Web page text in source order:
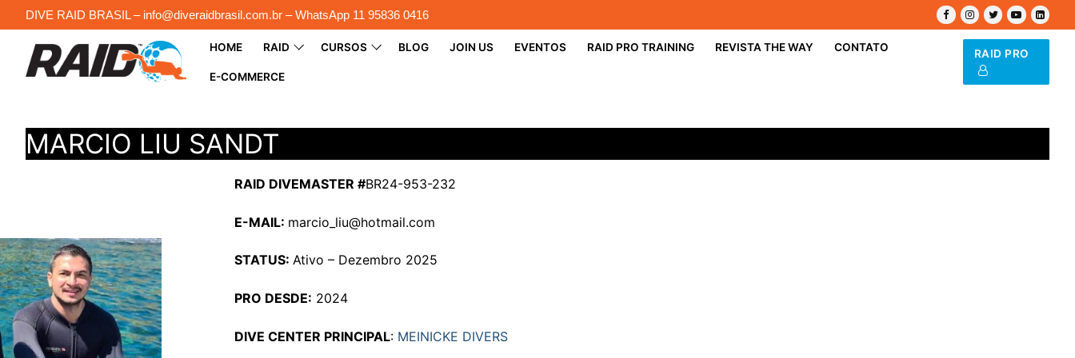
Pular
para
conteúdo
DIVE RAID BRASIL – info@diveraidbrasil.com.br – WhatsApp 11 95836 0416
HOME RAID CURSOS BLOG JOIN US EVENTOS RAID PRO TRAINING REVISTA THE WAY CONTATO
E-COMMERCE
RAID PRO
MARCIO LIU SANDT
RAID DIVEMASTER #BR24-953-232
E-MAIL: marcio_liu@hotmail.com
STATUS: Ativo – Dezembro 2025
PRO DESDE: 2024
DIVE CENTER PRINCIPAL: MEINICKE DIVERS